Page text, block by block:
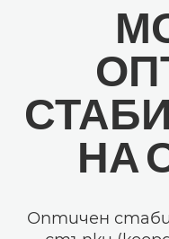
НА
Оптичен